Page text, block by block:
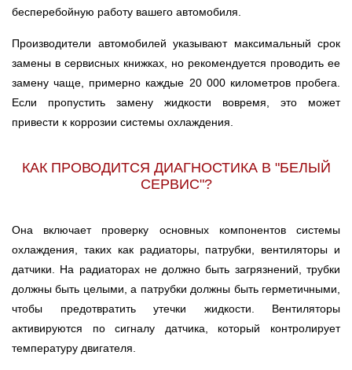
бесперебойную работу вашего автомобиля.
Производители автомобилей указывают максимальный срок
замены в сервисных книжках, но рекомендуется проводить ее
замену чаще, примерно каждые 20 000 километров пробега.
Если пропустить замену жидкости вовремя, это может
привести к коррозии системы охлаждения.
КАК ПРОВОДИТСЯ ДИАГНОСТИКА В "БЕЛЫЙ
СЕРВИС"?
Она включает проверку основных компонентов системы
охлаждения, таких как радиаторы, патрубки, вентиляторы и
датчики. На радиаторах не должно быть загрязнений, трубки
должны быть целыми, а патрубки должны быть герметичными,
чтобы предотвратить утечки жидкости. Вентиляторы
активируются по сигналу датчика, который контролирует
температуру двигателя.